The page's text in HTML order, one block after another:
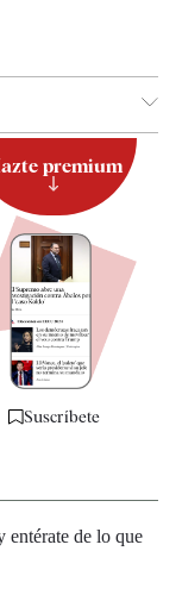
premium
Suscríbete
entérate de lo que